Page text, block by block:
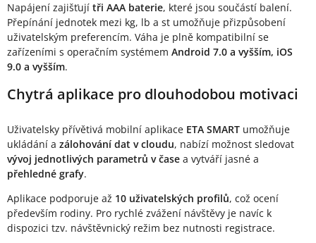
Napájení zajišťují tři AAA baterie, které jsou součástí balení.
Přepínání jednotek mezi kg, lb a st umožňuje přizpůsobení
uživatelským preferencím. Váha je plně kompatibilní se
zařízeními s operačním systémem Android 7.0 a vyšším, iOS
9.0 a vyšším.
Chytrá aplikace pro dlouhodobou motivaci
Uživatelsky přívětivá mobilní aplikace ETA SMART umožňuje
ukládání a zálohování dat v cloudu, nabízí možnost sledovat
vývoj jednotlivých parametrů v čase a vytváří jasné a
přehledné grafy.
Aplikace podporuje až 10 uživatelských profilů, což ocení
především rodiny. Pro rychlé zvážení návštěvy je navíc k
dispozici tzv. návštěvnický režim bez nutnosti registrace.